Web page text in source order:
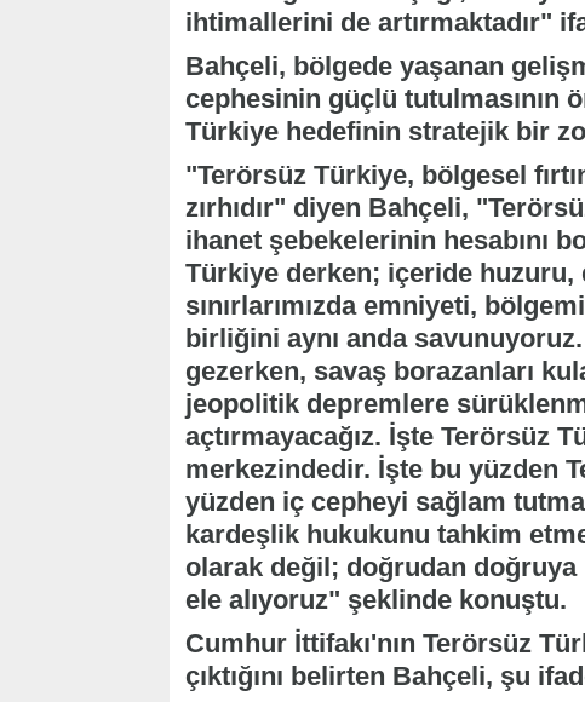
ihtimallerini de artırmaktadır"
Bahçeli, bölgede yaşanan
cephesinin güçlü tutulmasının
Türkiye hedefinin stratejik bir
"Terörsüz Türkiye, bölgesel
zırhıdır" diyen Bahçeli,
ihanet şebekelerinin hesabını
Türkiye derken; içeride huzuru,
sınırlarımızda emniyeti,
birliğini aynı anda savunuyoruz.
gezerken, savaş borazanları
jeopolitik depremlere
açtırmayacağız. İşte Terörsüz
merkezindedir. İşte bu yüzden
yüzden iç cepheyi sağlam
kardeşlik hukukunu tahkim
olarak değil; doğrudan
ele alıyoruz" şeklinde konuştu.
Cumhur İttifakı'nın Terörsüz
çıktığını belirten Bahçeli, şu